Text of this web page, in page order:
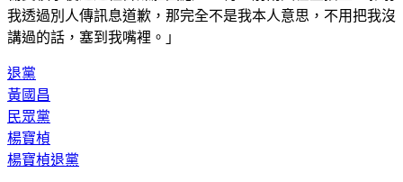
我透過別人傳訊息道歉，那完全不是我本人意思，不用把我沒
講過的話，塞到我嘴裡。」
退黨
黃國昌
民眾黨
楊寶楨
楊寶楨退黨